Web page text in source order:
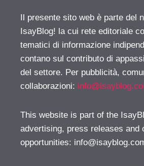
Il presente sito web è parte del
IsayBlog! la cui rete editoriale
tematici di informazione
contano sul contributo di
del settore. Per pubblicità,
collaborazioni:
This website is part of the
advertising, press releases and
opportunities: